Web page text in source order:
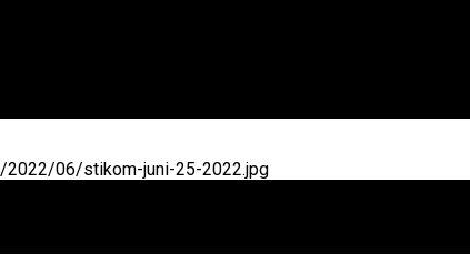
06/stikom-juni-25-2022.jpg